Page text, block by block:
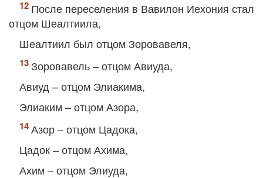
После переселения в Вавилон Иехония стал
отцом Шеалтиила,
Шеалтиил был отцом Зоровавеля,
Зоровавель – отцом Авиуда,
Авиуд – отцом Элиакима,
Элиаким – отцом Азора,
Азор – отцом Цадока,
Цадок – отцом Ахима,
Ахим – отцом Элиуда,